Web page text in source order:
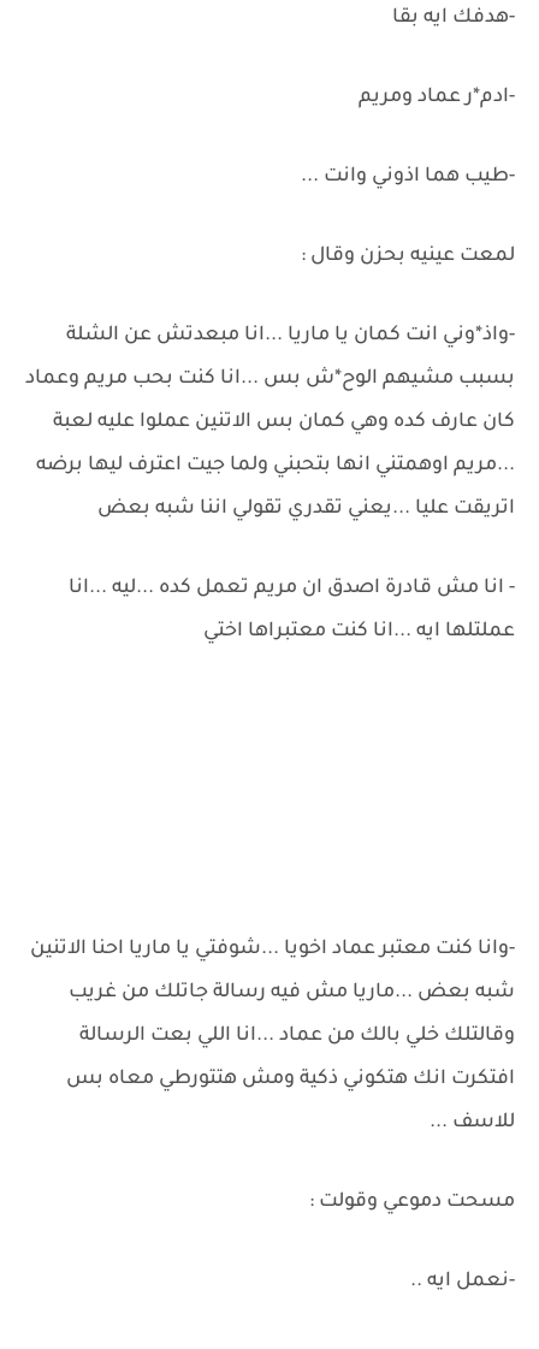
-هدفك ايه بقا
-ادم*ر عماد ومريم
-طيب هما اذوني وانت ...
لمعت عينيه بحزن وقال :
-واذ*وني انت كمان يا ماريا ...انا مبعدتش عن الشلة
بسبب مشيهم الوح*ش بس ...انا كنت بحب مريم وعماد
كان عارف كده وهي كمان بس الاتنين عملوا عليه لعبة
...مريم اوهمتني انها بتحبني ولما جيت اعترف ليها برضه
اتريقت عليا ...يعني تقدري تقولي اننا شبه بعض
- انا مش قادرة اصدق ان مريم تعمل كده ...ليه ...انا
عملتلها ايه ...انا كنت معتبراها اختي
-وانا كنت معتبر عماد اخويا ...شوفتي يا ماريا احنا الاتنين
شبه بعض ...ماريا مش فيه رسالة جاتلك من غريب
وقالتلك خلي بالك من عماد ...انا اللي بعت الرسالة
افتكرت انك هتكوني ذكية ومش هتتورطي معاه بس
للاسف ...
مسحت دموعي وقولت :
-نعمل ايه ..